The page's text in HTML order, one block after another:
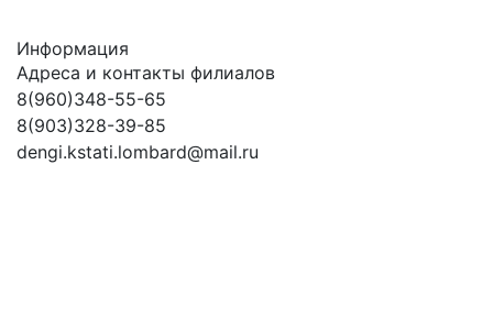
Информация
Адреса и контакты филиалов
8(960)348-55-65
8(903)328-39-85
dengi.kstati.lombard@mail.ru